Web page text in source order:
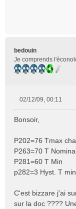
bedouin
Je comprends
s
a
g
e
n
l
u
02/12/09, 00:11
Bonsoir,
P202=76 Tmax
P263=70 T
P281=60 T Min
p282=3 Hyst. T
C'est bizzare j'ai
sur la doc ????